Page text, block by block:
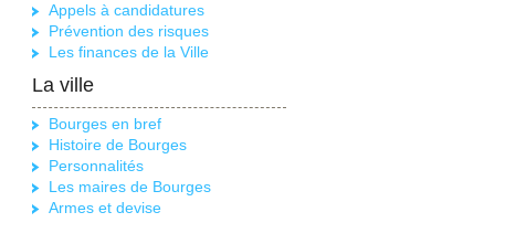
Appels à candidatures
Prévention des risques
Les finances de la Ville
La ville
Bourges en bref
Histoire de Bourges
Personnalités
Les maires de Bourges
Armes et devise